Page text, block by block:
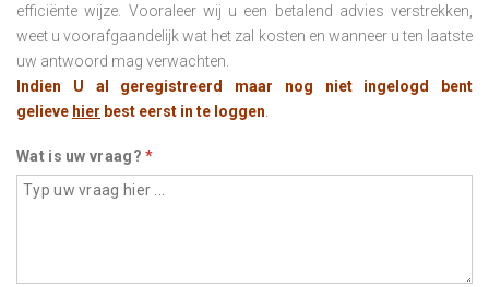
efficiënte wijze. Vooraleer wij u een betalend advies verstrekken,
weet u voorafgaandelijk wat het zal kosten en wanneer u ten laatste
uw antwoord mag verwachten.
Indien U al geregistreerd maar nog niet ingelogd bent
gelieve hier best eerst in te loggen
Wat is uw vraag?*